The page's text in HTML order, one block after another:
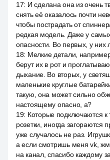
17: И сделана она из очень
снять её оказалось почти
чтобы пострадать от
редкая модель. Даже у
опасности. Во первых, у них
18: Мелкие детали,
берут их в рот и
дыхание. Во вторых, у
маленькие круглые
такую, она может сильно
настоящему опасно, а?
19: Которые подключаются
розетки, иногда загораются
уже случалось не раз.
а если смотришь меня vk,
на канал, спасибо каждому